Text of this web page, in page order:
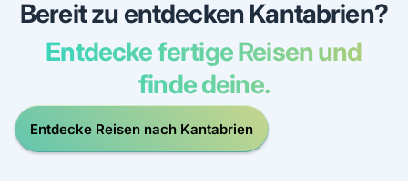
Bereit zu entdecken Kantabrien?
Entdecke fertige Reisen und
finde deine.
Entdecke Reisen nach Kantabrien